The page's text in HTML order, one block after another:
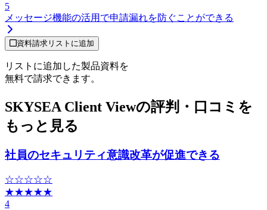
5
メッセージ機能の活用で申請漏れを防ぐことができる
資料請求リストに追加
リストに追加した製品資料を
無料で請求できます。
SKYSEA Client Viewの評判・口コミを
もっと見る
社員のセキュリティ意識改革が促進できる
☆☆☆☆☆
★★★★★
4